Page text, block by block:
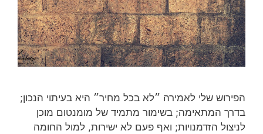
הפירוש שלי לאמירה ״לא בכל מחיר״ היא בעיתוי הנכון;
בדרך המתאימה; בשימור מתמיד של מומנטום מוכן
לניצול הזדמנויות; ואף פעם לא ישירות, למול החומה